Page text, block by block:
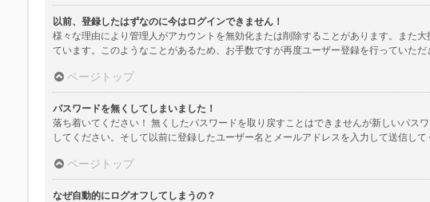
以前、登録したはずなのに今はログインできません！
様々な理由により管理人がアカウントを無効化または削除することがあります。また
ています。このようなことがあるため、お手数ですが再度ユーザー登録を行っていた
ページトップ
パスワードを無くしてしまいました！
落ち着いてください！ 無くしたパスワードを取り戻すことはできませんが新しいパ
してください。そして以前に登録したユーザー名とメールアドレスを入力して送信し
ページトップ
なぜ自動的にログオフしてしまうの？